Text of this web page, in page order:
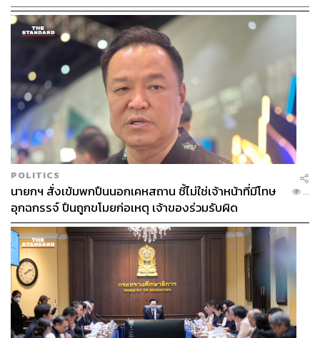
POLITICS
นายกฯ สั่งเข้มพกปืนนอกเคหสถาน ชี้ไม่ใช่เจ้าหน้าที่มีโทษ
อุกฉกรรจ์ ปืนถูกขโมยก่อเหตุ เจ้าของร่วมรับผิด
...